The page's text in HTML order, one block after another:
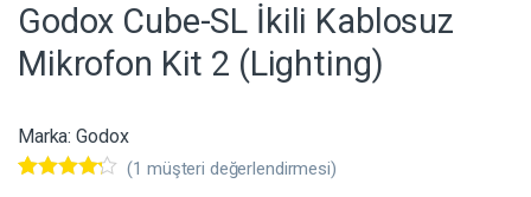
Godox Cube-SL İkili Kablosuz
Mikrofon Kit 2 (Lighting)
Marka: Godox
(1 müşteri değerlendirmesi)